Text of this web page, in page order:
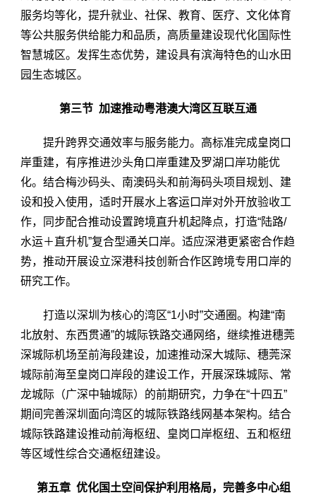
服务均等化，提升就业、社保、教育、医疗、文化体育
等公共服务供给能力和品质，高质量建设现代化国际性
智慧城区。发挥生态优势，建设具有滨海特色的山水田
园生态城区。
第三节 加速推动粤港澳大湾区互联互通
提升跨界交通效率与服务能力。高标准完成皇岗口
岸重建，有序推进沙头角口岸重建及罗湖口岸功能优
化。结合梅沙码头、南澳码头和前海码头项目规划、建
设和投入使用，适时开展水上客运口岸对外开放验收工
作，同步配合推动设置跨境直升机起降点，打造“陆路/
水运＋直升机”复合型通关口岸。适应深港更紧密合作趋
势，推动开展设立深港科技创新合作区跨境专用口岸的
研究工作。
打造以深圳为核心的湾区“1小时”交通圈。构建“南
北放射、东西贯通”的城际铁路交通网络，继续推进穗莞
深城际机场至前海段建设，加速推动深大城际、穗莞深
城际前海至皇岗口岸段的建设工作，开展深珠城际、常
龙城际（广深中轴城际）的前期研究，力争在“十四五”
期间完善深圳面向湾区的城际铁路线网基本架构。结合
城际铁路建设推动前海枢纽、皇岗口岸枢纽、五和枢纽
等区域性综合交通枢纽建设。
第五章 优化国土空间保护利用格局，完善多中心组